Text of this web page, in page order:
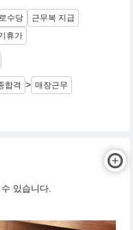
수당
근무복 지급
휴가
합격 > 매장근무
있습니다.